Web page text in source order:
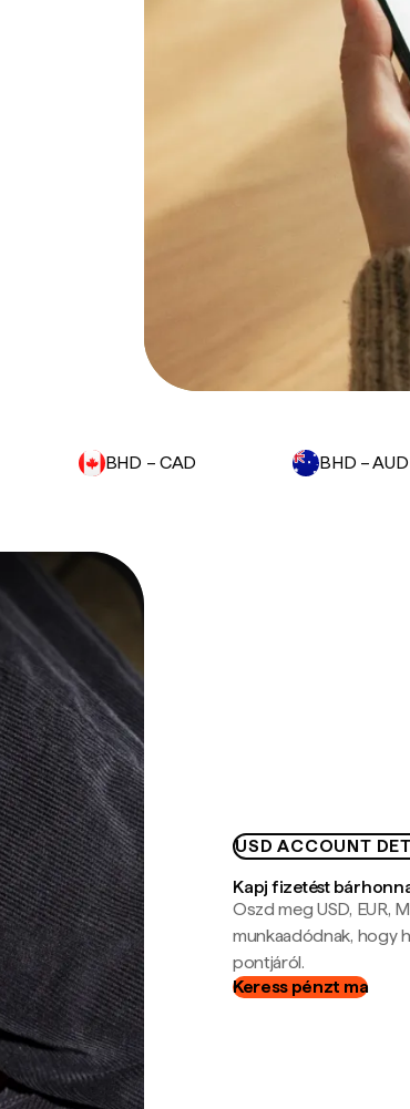
BHD – CAD BHD – AUD
USD ACCOUNT
Kapj fizetést
Oszd meg USD, EUR,
munkaadódnak, hogy
pontjáról.
Keress pénzt ma